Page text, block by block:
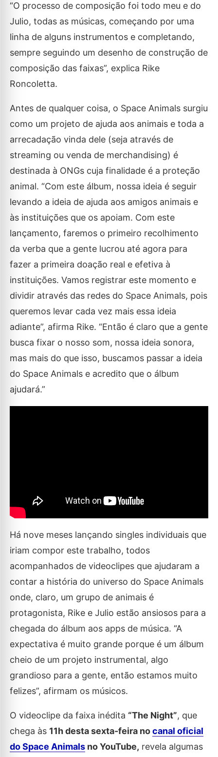
“O processo de composição foi todo meu e do
Julio, todas as músicas, começando por uma
linha de alguns instrumentos e completando,
sempre seguindo um desenho de construção de
composição das faixas”, explica Rike
Roncoletta.
Antes de qualquer coisa, o Space Animals surgiu
como um projeto de ajuda aos animais e toda a
arrecadação vinda dele (seja através de
streaming ou venda de merchandising) é
destinada à ONGs cuja finalidade é a proteção
animal. “Com este álbum, nossa ideia é seguir
levando a ideia de ajuda aos amigos animais e
às instituições que os apoiam. Com este
lançamento, faremos o primeiro recolhimento
da verba que a gente lucrou até agora para
fazer a primeira doação real e efetiva à
instituições. Vamos registrar este momento e
dividir através das redes do Space Animals, pois
queremos levar cada vez mais essa ideia
adiante”, afirma Rike. “Então é claro que a gente
busca fixar o nosso som, nossa ideia sonora,
mas mais do que isso, buscamos passar a ideia
do Space Animals e acredito que o álbum
ajudará.”
Há nove meses lançando singles individuais que
iriam compor este trabalho, todos
acompanhados de videoclipes que ajudaram a
contar a história do universo do Space Animals
onde, claro, um grupo de animais é
protagonista, Rike e Julio estão ansiosos para a
chegada do álbum aos apps de música. “A
expectativa é muito grande porque é um álbum
cheio de um projeto instrumental, algo
grandioso para a gente, então estamos muito
felizes”, afirmam os músicos.
O videoclipe da faixa inédita “The Night”, que
chega às 11h desta sexta-feira nocanal oficial
do Space Animals no YouTube, revela algumas